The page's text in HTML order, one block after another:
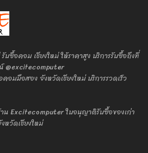
บซื้อคอม เชียงใหม่ ให้ราคาสูง บริการรับซื้อถึงที่
@excitecomputer
อมมือสอง จังหวัดเชียงใหม่ บริการรวดเร็ว
าน Excitecomputer ใบอนุญาติรับซื้อของเก่า
หวัดเชียงใหม่